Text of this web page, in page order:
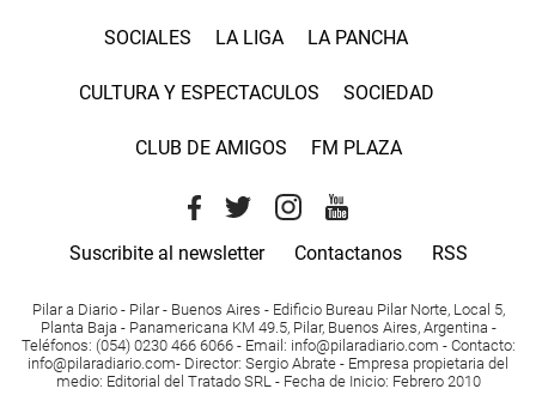
SOCIALES LA LIGA LA PANCHA
CULTURA Y ESPECTACULOS SOCIEDAD
CLUB DE AMIGOS FM PLAZA
Suscribite al newsletter Contactanos RSS
Pilar a Diario - Pilar - Buenos Aires - Edificio Bureau Pilar Norte, Local 5,
Planta Baja - Panamericana KM 49.5, Pilar, Buenos Aires, Argentina -
Teléfonos: (054) 0230 466 6066 - Email : info@pilaradiario.com - Contacto:
info@pilaradiario.com- Director: Sergio Abrate - Empresa propietaria del
medio: Editorial del Tratado SRL - Fecha de Inicio: Febrero 2010